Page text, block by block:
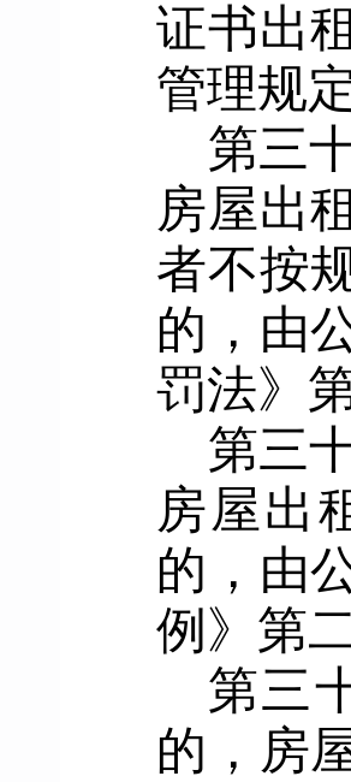
证书出
管理规
第三
房屋出
者不按
的，由
罚法》
第三
房屋出
的 ， 由
例》第
第三
的，房